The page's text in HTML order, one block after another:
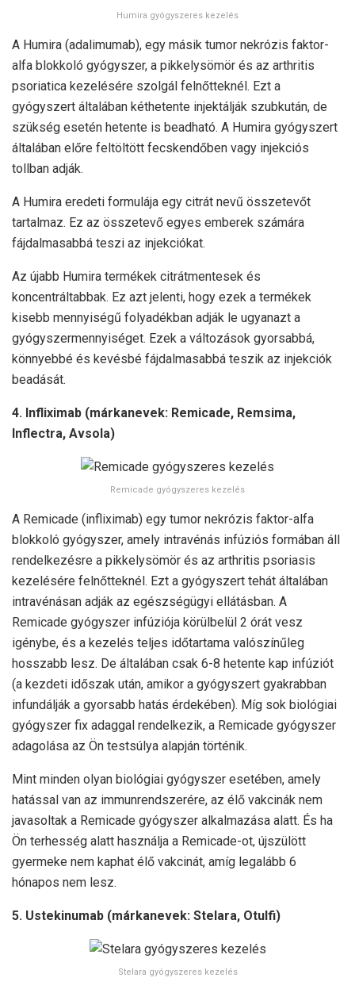
Humira gyógyszeres kezelés
A Humira (adalimumab), egy másik tumor nekrózis faktor-
alfa blokkoló gyógyszer, a pikkelysömör és az arthritis
psoriatica kezelésére szolgál felnőtteknél. Ezt a
gyógyszert általában kéthetente injektálják szubkután, de
szükség esetén hetente is beadható. A Humira gyógyszert
általában előre feltöltött fecskendőben vagy injekciós
tollban adják.
A Humira eredeti formulája egy citrát nevű összetevőt
tartalmaz. Ez az összetevő egyes emberek számára
fájdalmasabbá teszi az injekciókat.
Az újabb Humira termékek citrátmentesek és
koncentráltabbak. Ez azt jelenti, hogy ezek a termékek
kisebb mennyiségű folyadékban adják le ugyanazt a
gyógyszermennyiséget. Ezek a változások gyorsabbá,
könnyebbé és kevésbé fájdalmasabbá teszik az injekciók
beadását.
4. Infliximab (márkanevek: Remicade, Remsima,
Inflectra, Avsola)
Remicade gyógyszeres kezelés
A Remicade (infliximab) egy tumor nekrózis faktor-alfa
blokkoló gyógyszer, amely intravénás infúziós formában áll
rendelkezésre a pikkelysömör és az arthritis psoriasis
kezelésére felnőtteknél. Ezt a gyógyszert tehát általában
intravénásan adják az egészségügyi ellátásban. A
Remicade gyógyszer infúziója körülbelül 2 órát vesz
igénybe, és a kezelés teljes időtartama valószínűleg
hosszabb lesz. De általában csak 6-8 hetente kap infúziót
(a kezdeti időszak után, amikor a gyógyszert gyakrabban
infundálják a gyorsabb hatás érdekében). Míg sok biológiai
gyógyszer fix adaggal rendelkezik, a Remicade gyógyszer
adagolása az Ön testsúlya alapján történik.
Mint minden olyan biológiai gyógyszer esetében, amely
hatással van az immunrendszerére, az élő vakcinák nem
javasoltak a Remicade gyógyszer alkalmazása alatt. És ha
Ön terhesség alatt használja a Remicade-ot, újszülött
gyermeke nem kaphat élő vakcinát, amíg legalább 6
hónapos nem lesz.
5. Ustekinumab (márkanevek: Stelara, Otulfi)
Stelara gyógyszeres kezelés